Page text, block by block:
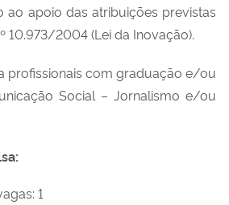
ao apoio das atribuições previstas
10.973/2004 (Lei da Inovação).
profissionais com graduação e/ou
Social – Jornalismo e/ou
1